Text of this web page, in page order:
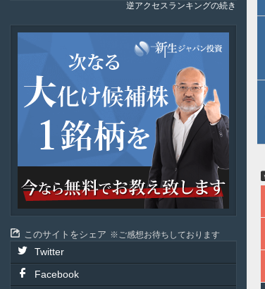
逆アクセスランキングの続き
このサイトをシェア ご感想お待ちしております
Twitter
Facebook